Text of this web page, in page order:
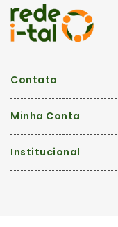
Contato
Minha Conta
Institucional